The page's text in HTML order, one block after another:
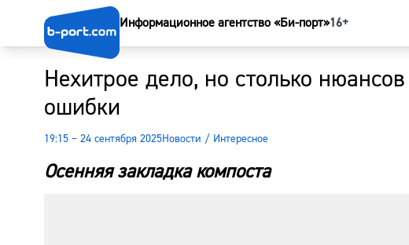
Информационное агентство «Би-порт»16+
Нехитрое дело, но столько
ошибки
19:15 – 24 сентября 2025Новости / Интересное
Осенняя закладка компоста